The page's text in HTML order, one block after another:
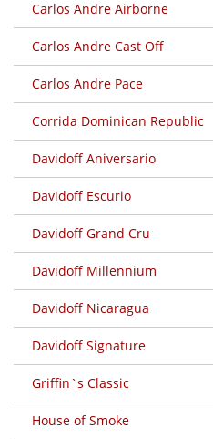
Carlos Andre Airborne
Carlos Andre Cast Off
Carlos Andre Pace
Corrida Dominican Republic
Davidoff Aniversario
Davidoff Escurio
Davidoff Grand Cru
Davidoff Millennium
Davidoff Nicaragua
Davidoff Signature
Griffin`s Classic
House of Smoke